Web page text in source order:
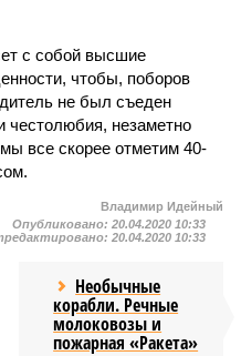
с собой высшие
чтобы, поборов
не был съеден
честолюбия, незаметно
все скорее отметим 40-
Владимир Идейный
Опубликовано: 20.04.2020 10:33
20.04.2020 10:33
Необычные
корабли. Речные
молоковозы и
пожарная «Ракета»